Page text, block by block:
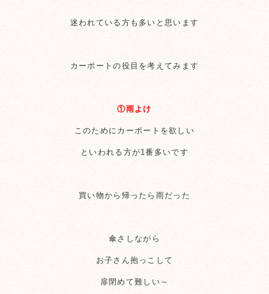
迷われている方も多いと思います
カーポートの役目を考えてみます
①雨よけ
このためにカーポートを欲しい
といわれる方が1番多いです
買い物から帰ったら雨だった
傘さしながら
お子さん抱っこして
扉閉めて難しい～